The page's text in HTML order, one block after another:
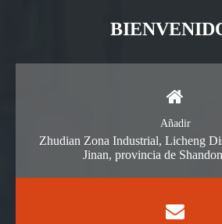
Añadir
Zhudian Zona Industrial, Licheng
Jinan, provincia de